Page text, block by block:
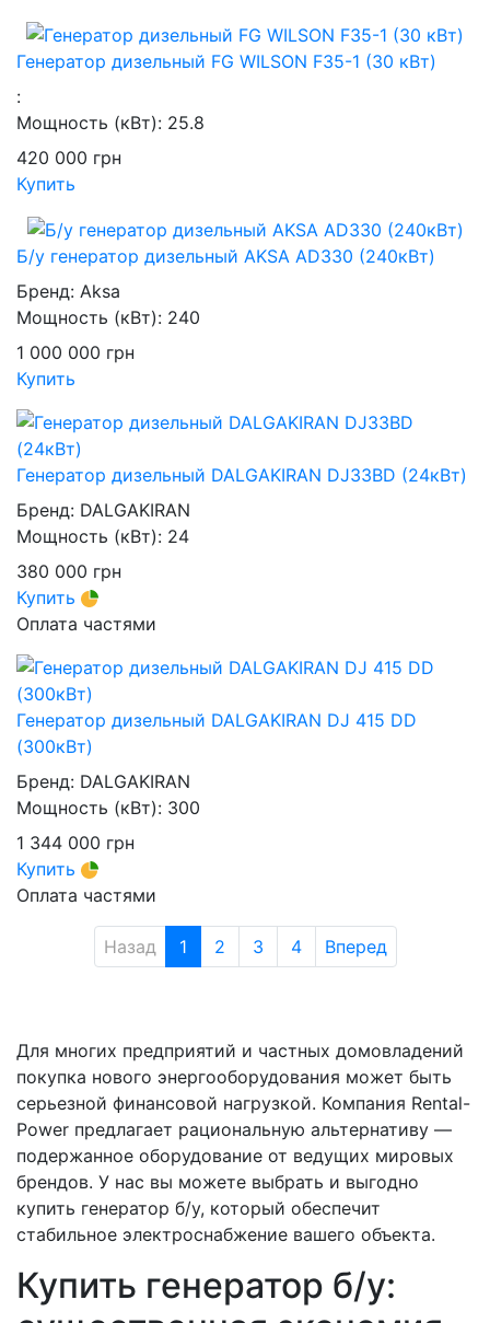
Генератор дизельный FG WILSON F35-1 (30 кВт)
:
Мощность (кВт): 25.8
420 000 грн
Купить
Б/у генератор дизельный AKSA AD330 (240кВт)
Бренд: Aksa
Мощность (кВт): 240
1 000 000 грн
Купить
Генератор дизельный DALGAKIRAN DJ33BD (24кВт)
Бренд: DALGAKIRAN
Мощность (кВт): 24
380 000 грн
Купить
Оплата частями
Генератор дизельный DALGAKIRAN DJ 415 DD
(300кВт)
Бренд: DALGAKIRAN
Мощность (кВт): 300
1 344 000 грн
Купить
Оплата частями
Назад 1 2 3 4 Вперед
Для многих предприятий и частных домовладений
покупка нового энергооборудования может быть
серьезной финансовой нагрузкой. Компания Rental-
Power предлагает рациональную альтернативу —
подержанное оборудование от ведущих мировых
брендов. У нас вы можете выбрать и выгодно
купить генератор б/у, который обеспечит
стабильное электроснабжение вашего объекта.
Купить генератор б/у: